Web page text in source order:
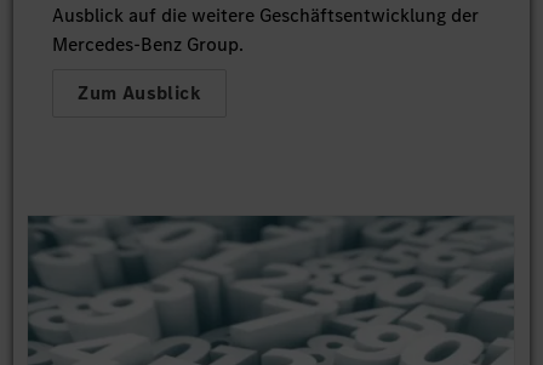
Ausblick auf die weitere Geschäftsentwicklung der
Mercedes-Benz Group.
Zum Ausblick